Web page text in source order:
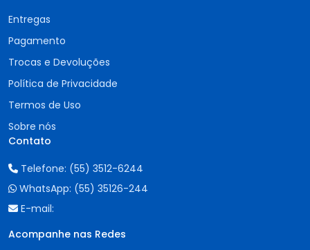
Entregas
Pagamento
Trocas e Devoluções
Política de Privacidade
Termos de Uso
Sobre nós
Contato
Telefone: (55) 3512-6244
WhatsApp: (55) 35126-244
E-mail:
Acompanhe nas Redes